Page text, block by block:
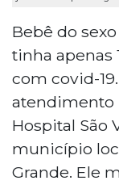
Bebê do
tinha apenas
com covid-
atendimento
Hospital São
município
Grande. Ele